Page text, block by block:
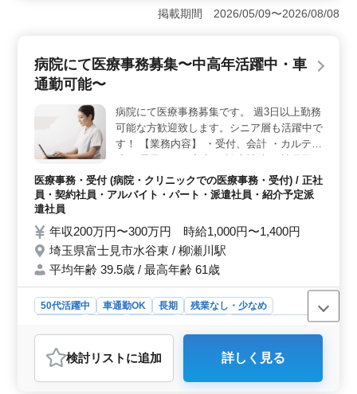
で通勤が楽です。駅から近いので、仕事終わりの予定も
立てやすく、プライベートの時間を有効に使えま
す。社会保険完備で、正社員だけでなくアルバイトやパ
ートも募集しているため、自分のライフスタイルに合わ
療秘書、クラークなどの経験を活用できます。経験者優
遇で、これまでのスキルを発揮しやすい職場です。中高
年が活躍中の職場で、年齢に関係なく活躍できできま
す。
掲載期間 2026/05/09〜2026/08/08
病院にて医療事務募集〜中高年活躍中・車
通勤可能〜
病院にて医療事務募集です。 週3日以上勤務
可能な方歓迎致します。シニア層も活躍中で
す！ 【業務内容】 ・受付、会計 ・カルテ作
アルバイト・パートの募集です、現在50代
の方も活躍中！ 医療事務、医療秘書、クラ
集！ 皆様のご応募お待ちしております。
医療事務・受付 (病院・クリニックでの医療事務・受付) / 正社
員・契約社員・アルバイト・パート・派遣社員・紹介予定派
遣社員
年収200万円〜300万円 時給1,000円〜1,400円
埼玉県富士見市水谷東 / 柳瀬川駅
平均年齢 39.5歳 / 最高年齢 61歳
50代活躍中 車通勤OK 長期
残業なし・少なめ
紹介予定派遣社員
医療事務・受付
おすすめポイント
＜中高年向けキャリア＞ 病院医療事務の求人です！週3
検討リスト に追加 詳しく見る